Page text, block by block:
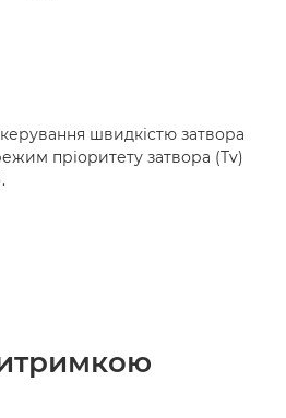
швидкістю затвора
пріоритету затвора (Tv)